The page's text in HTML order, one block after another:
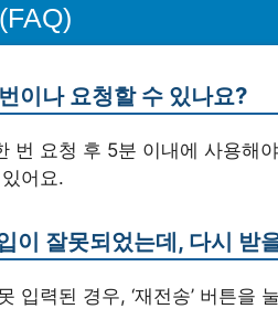
이나 요청할 수 있나요?
번 요청 후 5분 이내에 사용해
어요.
이 잘못되었는데, 다시 받
입력된 경우, ‘재전송’ 버튼을